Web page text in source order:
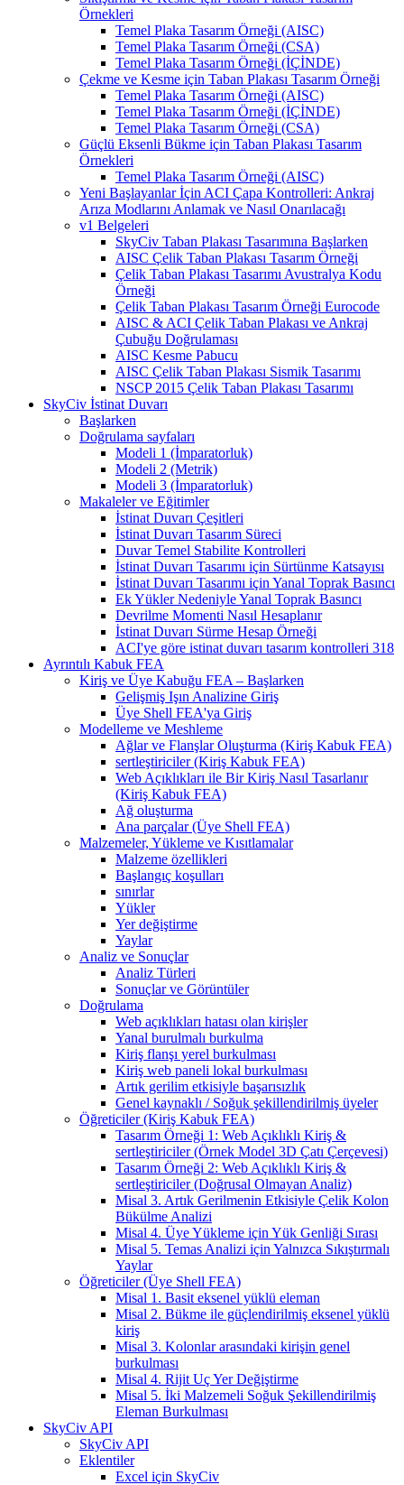
Örnekleri
Temel Plaka Tasarım Örneği (AISC)
Temel Plaka Tasarım Örneği (CSA)
Temel Plaka Tasarım Örneği (İÇİNDE)
Çekme ve Kesme için Taban Plakası Tasarım Örneği
Temel Plaka Tasarım Örneği (AISC)
Temel Plaka Tasarım Örneği (İÇİNDE)
Temel Plaka Tasarım Örneği (CSA)
Güçlü Eksenli Bükme için Taban Plakası Tasarım
Örnekleri
Temel Plaka Tasarım Örneği (AISC)
Yeni Başlayanlar İçin ACI Çapa Kontrolleri: Ankraj
Arıza Modlarını Anlamak ve Nasıl Onarılacağı
v1 Belgeleri
SkyCiv Taban Plakası Tasarımına Başlarken
AISC Çelik Taban Plakası Tasarım Örneği
Çelik Taban Plakası Tasarımı Avustralya Kodu
Örneği
Çelik Taban Plakası Tasarım Örneği Eurocode
AISC & ACI Çelik Taban Plakası ve Ankraj
Çubuğu Doğrulaması
AISC Kesme Pabucu
AISC Çelik Taban Plakası Sismik Tasarımı
NSCP 2015 Çelik Taban Plakası Tasarımı
SkyCiv İstinat Duvarı
Başlarken
Doğrulama sayfaları
Modeli 1 (İmparatorluk)
Modeli 2 (Metrik)
Modeli 3 (İmparatorluk)
Makaleler ve Eğitimler
İstinat Duvarı Çeşitleri
İstinat Duvarı Tasarım Süreci
Duvar Temel Stabilite Kontrolleri
İstinat Duvarı Tasarımı için Sürtünme Katsayısı
İstinat Duvarı Tasarımı için Yanal Toprak Basıncı
Ek Yükler Nedeniyle Yanal Toprak Basıncı
Devrilme Momenti Nasıl Hesaplanır
İstinat Duvarı Sürme Hesap Örneği
ACI'ye göre istinat duvarı tasarım kontrolleri 318
Ayrıntılı Kabuk FEA
Kiriş ve Üye Kabuğu FEA – Başlarken
Gelişmiş Işın Analizine Giriş
Üye Shell FEA'ya Giriş
Modelleme ve Meshleme
Ağlar ve Flanşlar Oluşturma (Kiriş Kabuk FEA)
sertleştiriciler (Kiriş Kabuk FEA)
Web Açıklıkları ile Bir Kiriş Nasıl Tasarlanır
(Kiriş Kabuk FEA)
Ağ oluşturma
Ana parçalar (Üye Shell FEA)
Malzemeler, Yükleme ve Kısıtlamalar
Malzeme özellikleri
Başlangıç ​​koşulları
sınırlar
Yükler
Yer değiştirme
Yaylar
Analiz ve Sonuçlar
Analiz Türleri
Sonuçlar ve Görüntüler
Doğrulama
Web açıklıkları hatası olan kirişler
Yanal burulmalı burkulma
Kiriş flanşı yerel burkulması
Kiriş web paneli lokal burkulması
Artık gerilim etkisiyle başarısızlık
Genel kaynaklı / Soğuk şekillendirilmiş üyeler
Öğreticiler (Kiriş Kabuk FEA)
Tasarım Örneği 1: Web Açıklıklı Kiriş &
sertleştiriciler (Örnek Model 3D Çatı Çerçevesi)
Tasarım Örneği 2: Web Açıklıklı Kiriş &
sertleştiriciler (Doğrusal Olmayan Analiz)
Misal 3. Artık Gerilmenin Etkisiyle Çelik Kolon
Bükülme Analizi
Misal 4. Üye Yükleme için Yük Genliği Sırası
Misal 5. Temas Analizi için Yalnızca Sıkıştırmalı
Yaylar
Öğreticiler (Üye Shell FEA)
Misal 1. Basit eksenel yüklü eleman
Misal 2. Bükme ile güçlendirilmiş eksenel yüklü
kiriş
Misal 3. Kolonlar arasındaki kirişin genel
burkulması
Misal 4. Rijit Uç Yer Değiştirme
Misal 5. İki Malzemeli Soğuk Şekillendirilmiş
Eleman Burkulması
SkyCiv API
SkyCiv API
Eklentiler
Excel için SkyCiv